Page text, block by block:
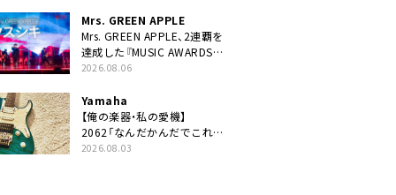
Mrs. GREEN APPLE
Mrs. GREEN APPLE、2連覇を
達成した『MUSIC AWARDS
JAPAN 2026』での「クスシ
YouTube公開
2026.08.06
Yamaha
【俺の楽器・私の愛機】
2062「なんだかんだでこれが
1番」
2026.08.03